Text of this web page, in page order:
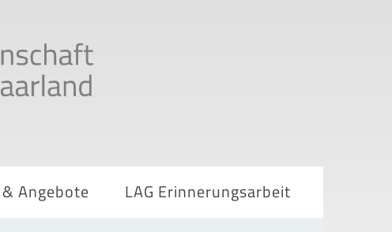
Angebote LAG Erinnerungsarbeit